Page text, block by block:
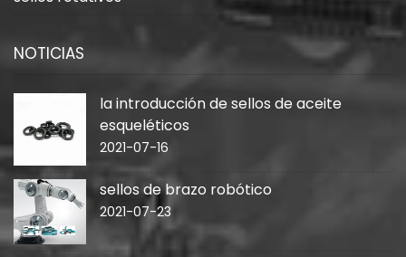
NOTICIAS
la introducción de sellos de aceite
esqueléticos
2021-07-16
sellos de brazo robótico
2021-07-23